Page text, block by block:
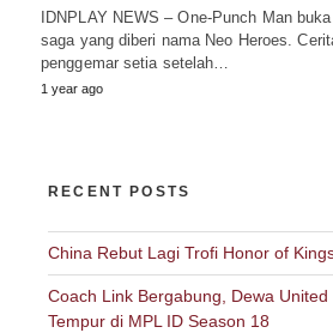
IDNPLAY NEWS – One-Punch Man
saga yang diberi nama Neo Heroes.
penggemar setia setelah…
1 year ago
RECENT POSTS
China Rebut Lagi Trofi Honor of
Coach Link Bergabung, Dewa United
Tempur di MPL ID Season 18